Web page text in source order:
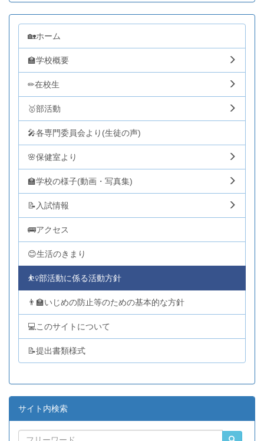
🏡ホーム
🏫学校概要
✏在校生
🥇部活動
🎤各専門委員会より(生徒の声)
🌸保健室より
🏫学校の様子(動画・写真集)
📝入試情報
🚌アクセス
😊生活のきまり
⛹️‍♀️部活動に係る活動方針
👨‍🏫いじめの防止等のための基本的な方針
💻このサイトについて
📝提出書類様式
サイト内検索